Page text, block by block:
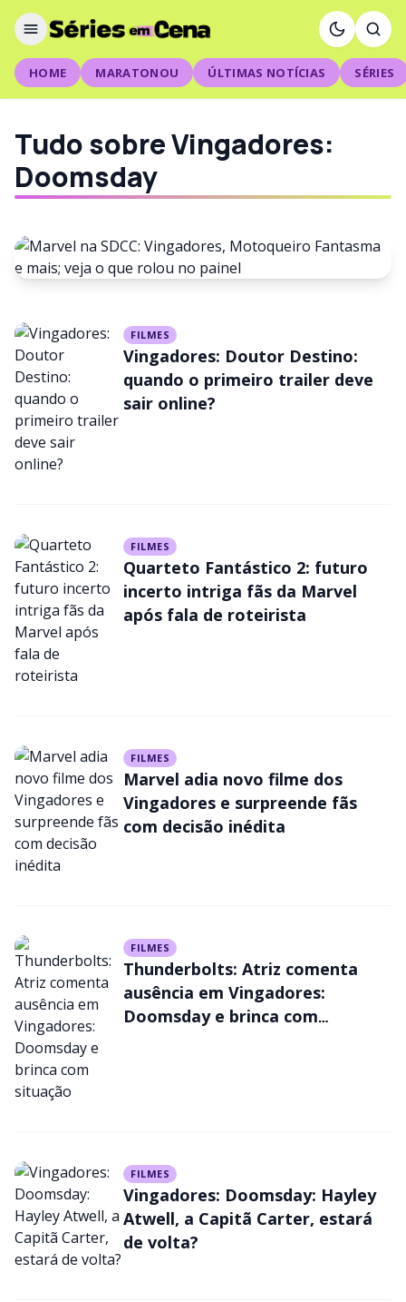
HOME MARATONOU ÚLTIMAS NOTÍCIAS SÉRIES
Tudo sobre Vingadores:
Doomsday
Marvel na SDCC: Vingadores,
Motoqueiro Fantasma e mais;
veja o que rolou no painel
FILMES
Vingadores: Doutor Destino:
quando o primeiro trailer deve
sair online?
FILMES
Quarteto Fantástico 2: futuro
incerto intriga fãs da Marvel
após fala de roteirista
FILMES
Marvel adia novo filme dos
Vingadores e surpreende fãs
com decisão inédita
FILMES
Thunderbolts: Atriz comenta
ausência em Vingadores:
Doomsday e brinca com
FILMES
Vingadores: Doomsday: Hayley
Atwell, a Capitã Carter, estará
de volta?